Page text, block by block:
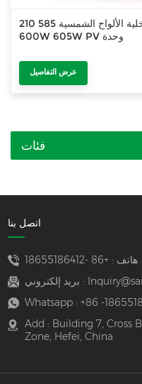
210 مم 120 نصف خلية الألواح الشمسية 585W 590W 595W
600W 605W PV وحدة
عرض التفاصيل
فئات
اتصل بنا
هاتف :+86 -18655186412
بريد إلكتروني :
Whatsapp : +86 -
Add : Building 7, Cross
Zone, Hefei, China